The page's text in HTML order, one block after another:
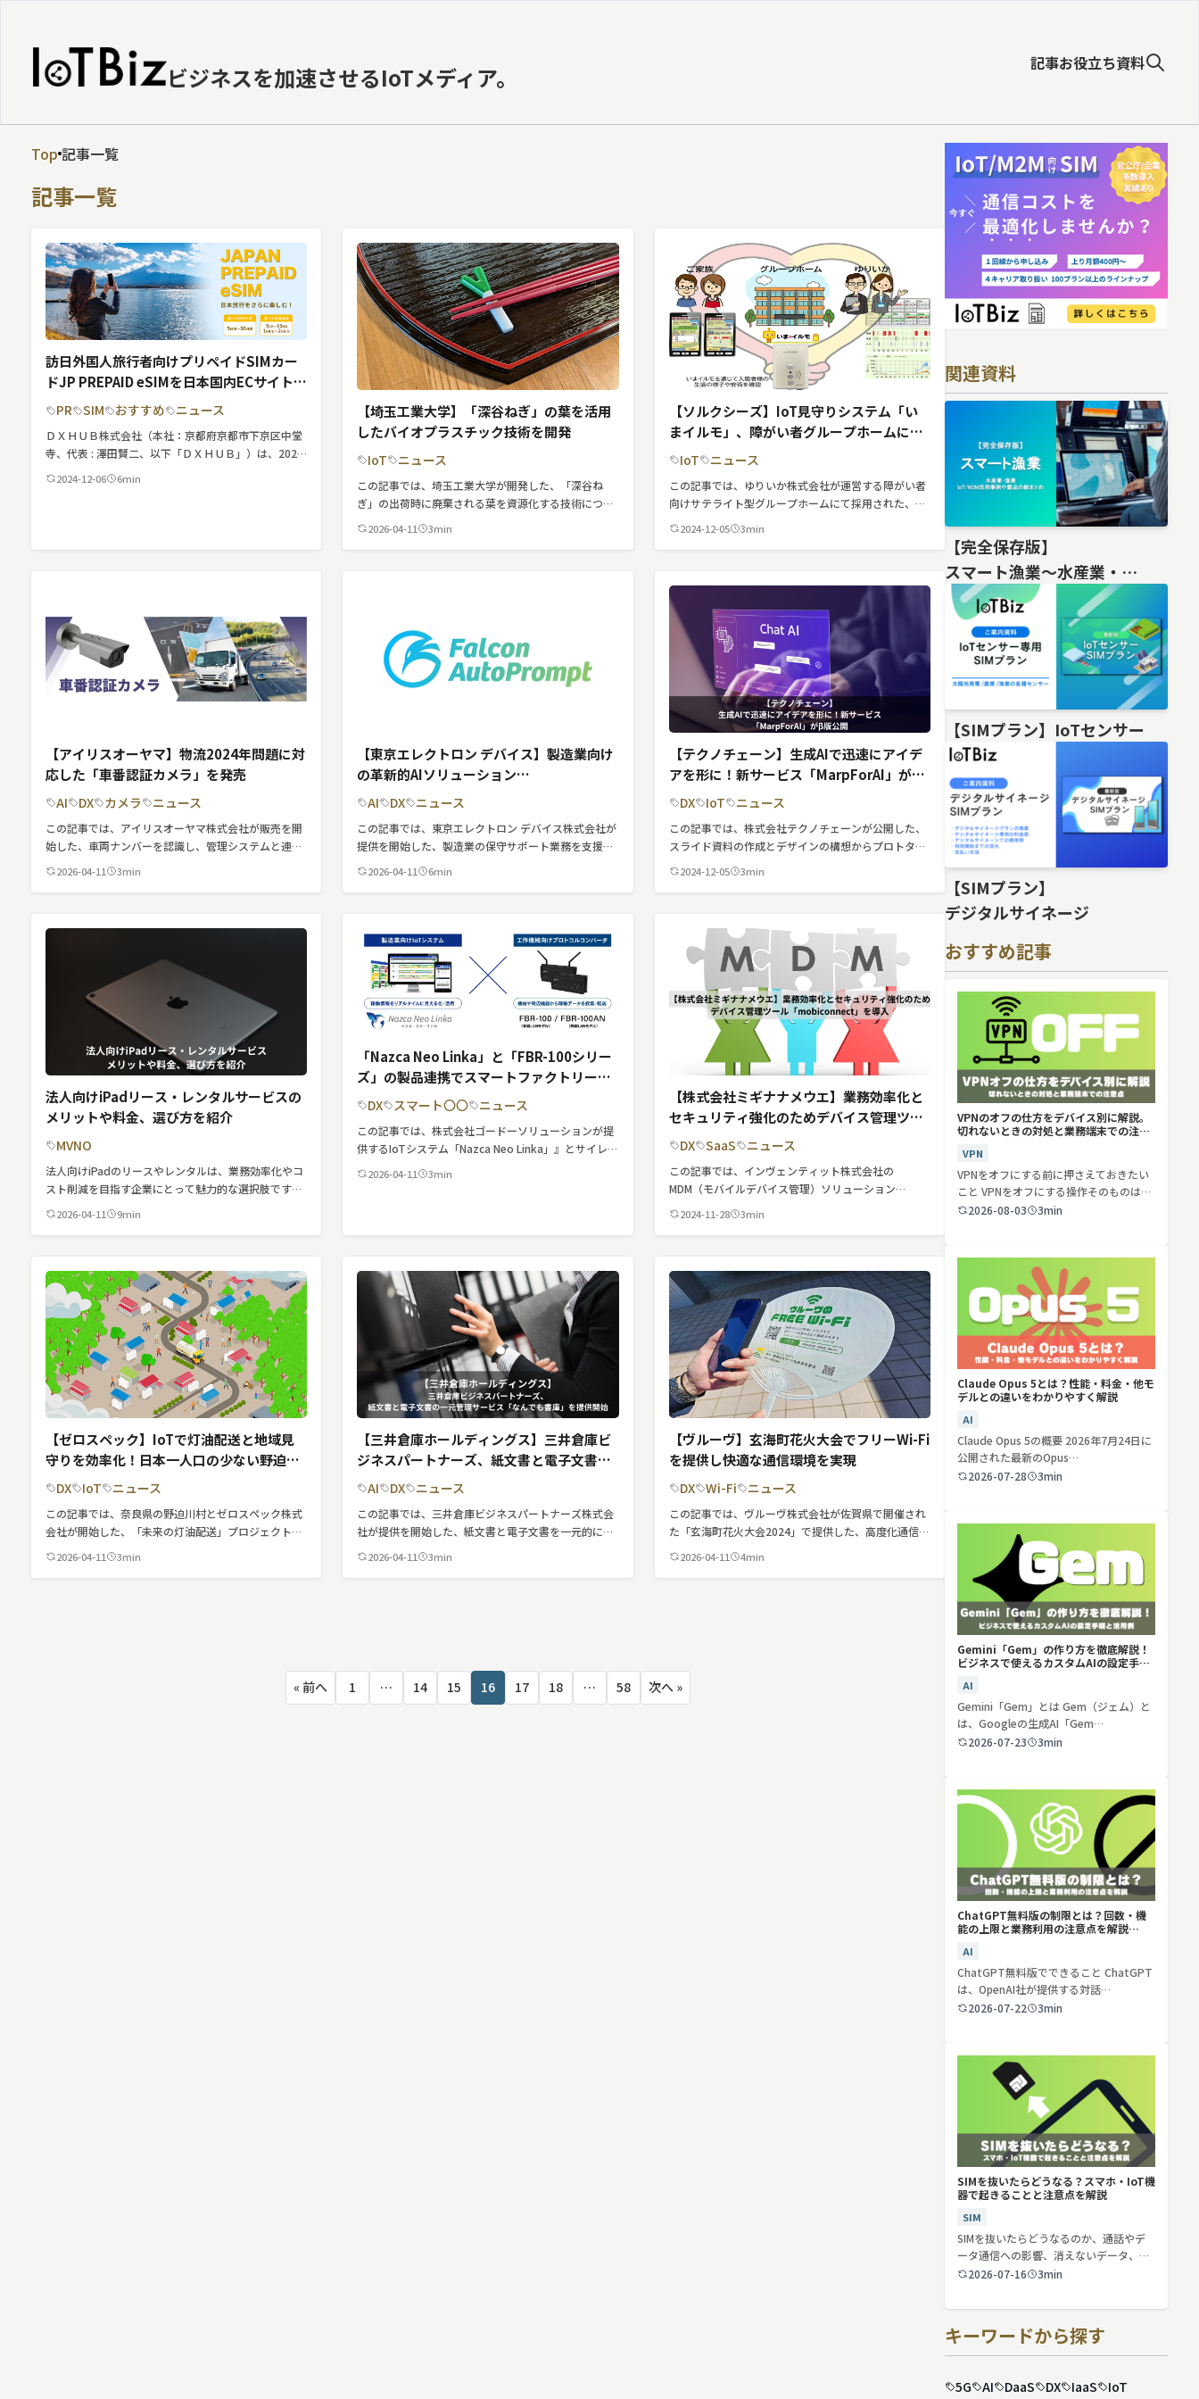
ビジネスを加速させるIoTメディア。 記事お役立ち資料
LPWA
DaaS
IaaS
PaaS
ビッグデータ
MVNO
M2M
VPN
スマート〇〇
ドローン
スマート物流
デジタルサイネージ
カメラ
Wi-Fi
SaaS
SIM
Top 記事一覧
記事一覧
訪日外国人旅行者向けプリペイドSIMカー
ドJP PREPAID eSIMを日本国内ECサイトに
て販売開始
PR SIM おすすめ ニュース
ＤＸＨＵＢ株式会社（本社：京都府京都市下京区中堂
寺、代表 : 澤田賢二、以下「ＤＸＨＵＢ」）は、2024
年10月17日よりJP PREPAID eSIMの販売をスタートい
2024-12-06 6min
【埼玉工業大学】「深谷ねぎ」の葉を活用
したバイオプラスチック技術を開発
IoT ニュース
この記事では、埼玉工業大学が開発した、「深谷ね
ぎ」の出荷時に廃棄される葉を資源化する技術につい
て紹介しています。
2026-04-11 3min
【ソルクシーズ】IoT見守りシステム「い
まイルモ」、障がい者グループホームに採
用IoT ニュース
この記事では、ゆりいか株式会社が運営する障がい者
向けサテライト型グループホームにて採用された、株
式会社ソルクシーズが提供するIoT見守り支援システ
2024-12-05 3min
【アイリスオーヤマ】物流2024年問題に対
応した「車番認証カメラ」を発売
AI DX カメラ ニュース
この記事では、アイリスオーヤマ株式会社が販売を開
始した、車両ナンバーを認識し、管理システムと連携
する「車番認証カメラ」について紹介しています。
2026-04-11 3min
【東京エレクトロン デバイス】製造業向け
の革新的AIソリューション
「FalconAutoPrompt」提供開始
AI DX ニュース
この記事では、東京エレクトロン デバイス株式会社が
提供を開始した、製造業の保守サポート業務を支援す
る新たなAIソリューション「FalconAutoPrompt」に
2026-04-11 6min
【テクノチェーン】生成AIで迅速にアイデ
アを形に！新サービス「MarpForAI」がβ
版公開
DX IoT ニュース
この記事では、株式会社テクノチェーンが公開した、
スライド資料の作成とデザインの構想からプロトタイ
プ開発までを迅速に実現する新サービス
2024-12-05 3min
法人向けiPadリース・レンタルサービスの
メリットや料金、選び方を紹介
MVNO
法人向けiPadのリースやレンタルは、業務効率化やコ
スト削減を目指す企業にとって魅力的な選択肢です。
この記事では、レンタルとリースの違いから具体的な
2026-04-11 9min
「Nazca Neo Linka」と「FBR-100シリー
ズ」の製品連携でスマートファクトリー化
を推進
DX スマート〇〇 ニュース
この記事では、株式会社ゴードーソリューションが提
供するIoTシステム「Nazca Neo Linka」』とサイレッ
クス・テクノロジー株式会社が提供するプロトコルコ
2026-04-11 3min
【株式会社ミギナナメウエ】業務効率化と
セキュリティ強化のためデバイス管理ツー
ル「mobiconnect」を導入
DX SaaS ニュース
この記事では、インヴェンティット株式会社の
MDM（モバイルデバイス管理）ソリューション
「mobiconnect」が株式会社ミギナナメウエに導入さ
2024-11-28 3min
【ゼロスペック】IoTで灯油配送と地域見
守りを効率化！日本一人口の少ない野迫川
村で「未来の灯油配送プロジェクト」を開
DX IoT ニュース
この記事では、奈良県の野迫川村とゼロスペック株式
会社が開始した、「未来の灯油配送」プロジェクトに
ついて紹介しています。
2026-04-11 3min
【三井倉庫ホールディングス】三井倉庫ビ
ジネスパートナーズ、紙文書と電子文書の
一元管理サービス「なんでも書庫」を提供
AI DX ニュース
この記事では、三井倉庫ビジネスパートナーズ株式会
社が提供を開始した、紙文書と電子文書を一元的に管
理できる新しいサービス「なんでも書庫」について紹
2026-04-11 3min
【ヴルーヴ】玄海町花火大会でフリーWi-Fi
を提供し快適な通信環境を実現
DX Wi-Fi ニュース
この記事では、ヴルーヴ株式会社が佐賀県で開催され
た「玄海町花火大会2024」で提供した、高度化通信網
によるフリーWi-Fiについて紹介しています。
2026-04-11 4min
投
稿
« 前へ 1 … 14 15 16 17 18 … 58 次へ »
関連資料
【完全保存版】
スマート漁業〜水産業・
漁業IoT/M2M活用事例や製品の総
【SIMプラン】IoTセンサー
【SIMプラン】
デジタルサイネージ
おすすめ記事
VPNのオフの仕方をデバイス別に解説。
切れないときの対処と業務端末での注意
VPN
VPNをオフにする前に押さえておきたい
こと VPNをオフにする操作そのものは、
ど…2026-08-03 3min
Claude Opus 5とは？性能・料金・他モ
デルとの違いをわかりやすく解説
AI
Claude Opus 5の概要 2026年7月24日に
公開された最新のOpus…
2026-07-28
3min
Gemini「Gem」の作り方を徹底解説！
ビジネスで使えるカスタムAIの設定手順
AI
Gemini「Gem」とは Gem（ジェム）と
は、Googleの生成AI「Gem…
2026-07-23
3min
ChatGPT無料版の制限とは？回数・機
能の上限と業務利用の注意点を解説
AI
ChatGPT無料版でできること ChatGPT
は、OpenAI社が提供する対話…
2026-07-22
3min
SIMを抜いたらどうなる？スマホ・IoT機
器で起きることと注意点を解説
SIM
SIMを抜いたらどうなるのか、通話やデ
ータ通信への影響、消えないデータ、解
約や端…
2026-07-16 3min
キーワードから探す
5G AI DaaS DX IaaS
IoT